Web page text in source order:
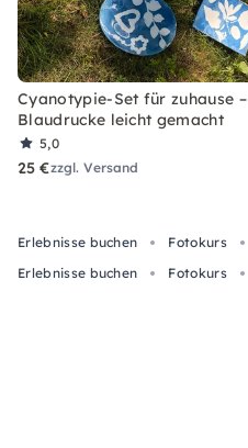
Cyanotypie-Set für zuhause –
Blaudrucke leicht gemacht
5,0
25 €zzgl. Versand
Erlebnisse buchen Fotokurs
Erlebnisse buchen
Fotokurs